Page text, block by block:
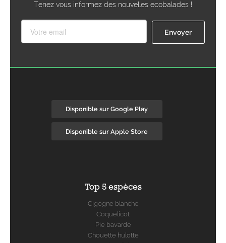
Tenez vous informez des nouvelles ecobalades !
Disponible sur Google Play
Disponible sur Apple Store
Top 5 espèces
Cigogne blanche
Coquelicot
Pie bavarde
Chouette hulotte